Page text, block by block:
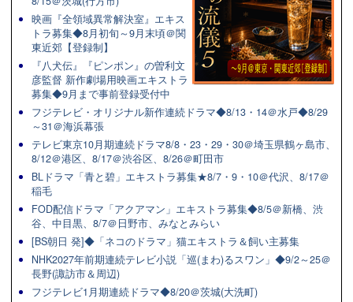
映画『全領域異常解決室』エキス
トラ募集◆8月初旬～9月末頃＠関
東近郊【登録制】
『八犬伝』『ピンポン』の曽利文
彦監督 新作劇場用映画エキストラ
募集◆9月まで事前登録受付中
フジテレビ・オリジナル新作連続ドラマ◆8/13・14＠水戸◆8/29
～31＠海浜幕張
テレビ東京10月期連続ドラマ8/8・23・29・30＠埼玉県鶴ヶ島市、
8/12＠港区、8/17＠渋谷区、8/26＠町田市
BLドラマ「青と碧」エキストラ募集★8/7・9・10＠代沢、8/17＠
稲毛
FOD配信ドラマ「アクアマン」エキストラ募集◆8/5＠新橋、渋
谷、中目黒、8/7＠日野市、みなとみらい
[BS朝日 発]◆「ネコのドラマ」猫エキストラ＆飼い主募集
NHK2027年前期連続テレビ小説「巡(まわ)るスワン」◆9/2～25＠
長野(諏訪市＆周辺)
フジテレビ1月期連続ドラマ◆8/20＠茨城(大洗町)